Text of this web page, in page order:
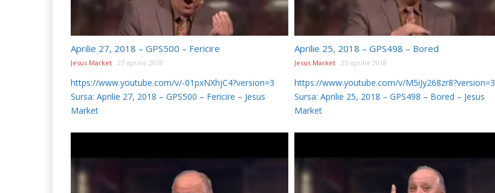
Aprilie 27, 2018 – GPS500 – Fericire
Jesus Market 27 aprilie 2018
https://www.youtube.com/v/-01pxNXhjC4?version=3
Sursa: Aprilie 27, 2018 – GPS500 – Fericire – Jesus
Market
Aprilie 25, 2018 – GPS498 – Bored
Jesus Market 25 aprilie 2018
https://www.youtube.com/v/M5iJy268zr8?version=3
Sursa: Aprilie 25, 2018 – GPS498 – Bored – Jesus
Market